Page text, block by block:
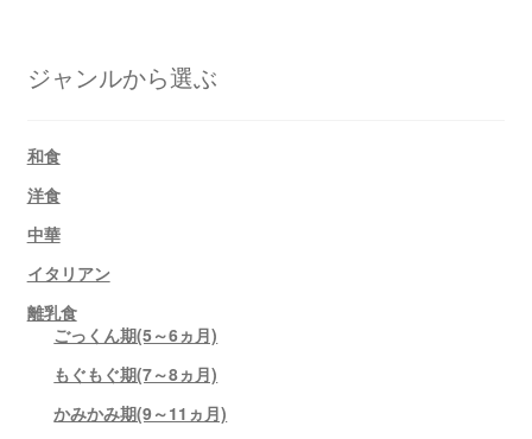
ジャンルから選ぶ
和食
洋食
中華
イタリアン
離乳食
ごっくん期(5～6ヵ月)
もぐもぐ期(7～8ヵ月)
かみかみ期(9～11ヵ月)